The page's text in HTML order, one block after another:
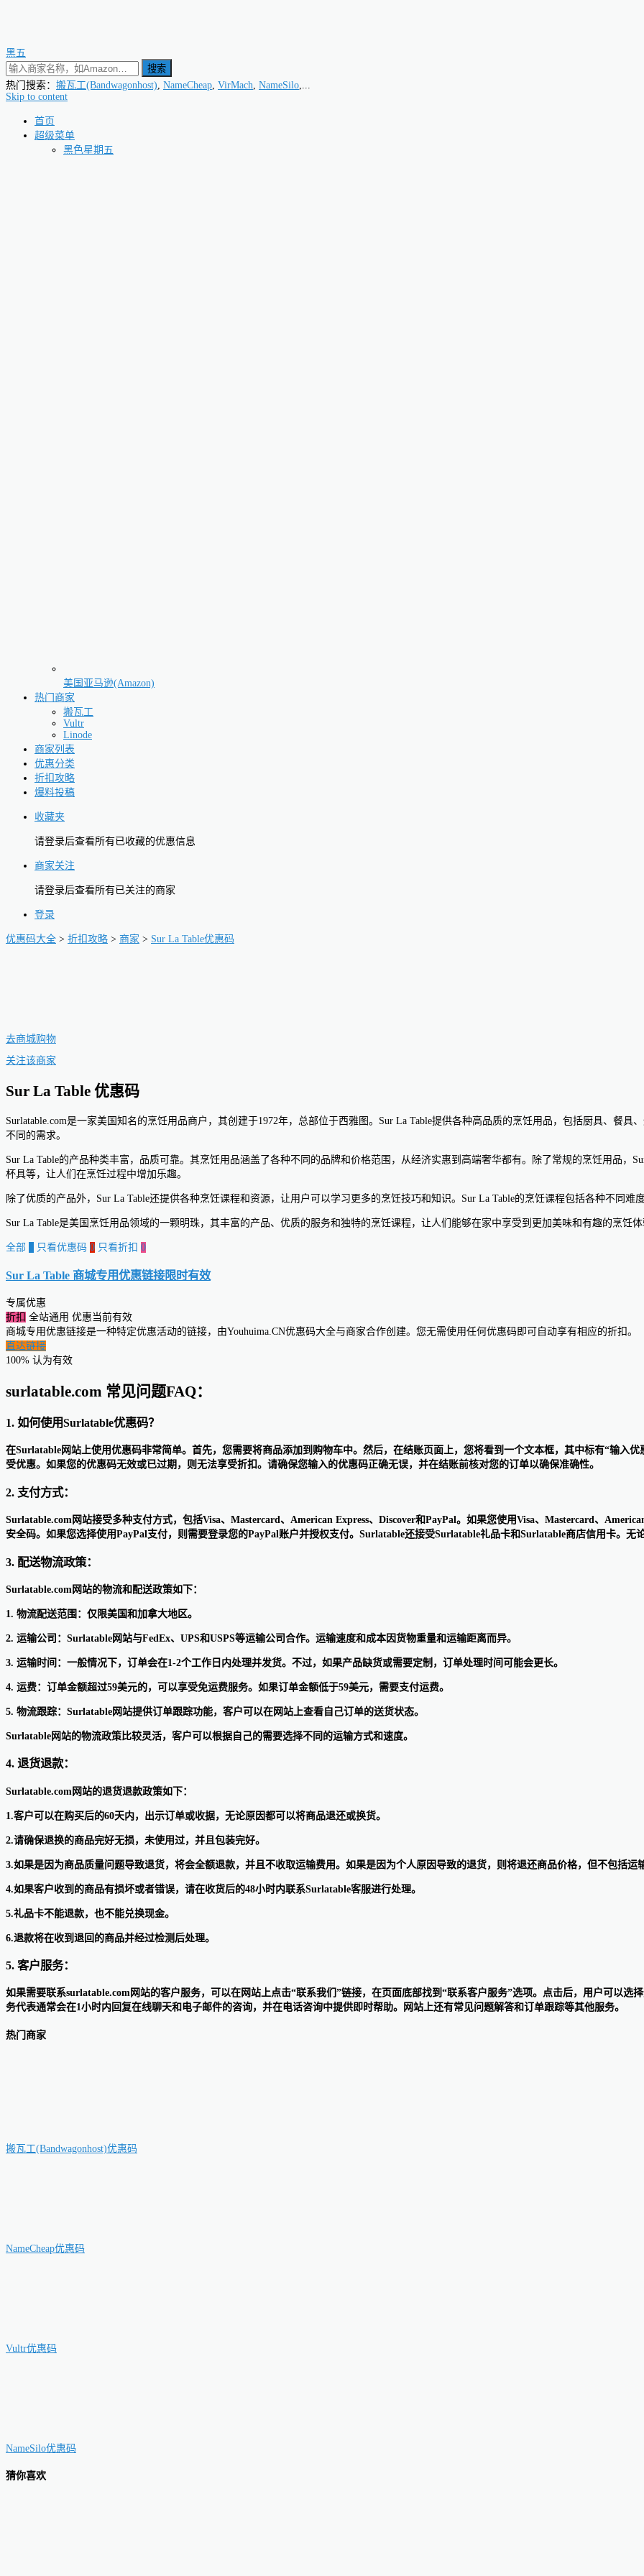
黑五
搜索
热门搜索： 搬瓦工(Bandwagonhost), NameCheap, VirMach, NameSilo,...
Skip to content
首页
超级菜单
黑色星期五
美国亚马逊(Amazon)
热门商家
搬瓦工
Vultr
Linode
商家列表
优惠分类
折扣攻略
爆料投稿
收藏夹
请登录后查看所有已收藏的优惠信息
商家关注
请登录后查看所有已关注的商家
登录
优惠码大全 > 折扣攻略 > 商家 > Sur La Table优惠码
去商城购物
关注该商家
Sur La Table 优惠码
Surlatable.com是一家美国知名的烹饪用品商户，其创建于1972年，总部位于西雅图。Sur La Table提供各种高品质的烹饪用品，包括厨具、餐
不同的需求。
Sur La Table的产品种类丰富，品质可靠。其烹饪用品涵盖了各种不同的品牌和价格范围，从经济实惠到高端奢华都有。除了常规的烹饪用品，
杯具等，让人们在烹饪过程中增加乐趣。
除了优质的产品外，Sur La Table还提供各种烹饪课程和资源，让用户可以学习更多的烹饪技巧和知识。Sur La Table的烹饪课程包括各种不同
Sur La Table是美国烹饪用品领域的一颗明珠，其丰富的产品、优质的服务和独特的烹饪课程，让人们能够在家中享受到更加美味和有趣的烹饪
全部 只看优惠码 0 只看折扣 0
Sur La Table 商城专用优惠链接限时有效
专属优惠
折扣 全站通用 优惠当前有效
商城专用优惠链接是一种特定优惠活动的链接，由Youhuima.CN优惠码大全与商家合作创建。您无需使用任何优惠码即可自动享有相应的折扣。
直达链接
100% 认为有效
surlatable.com 常见问题FAQ：
1. 如何使用Surlatable优惠码？
在Surlatable网站上使用优惠码非常简单。首先，您需要将商品添加到购物车中。然后，在结账页面上，您将看到一个文本框，其中标有“输入
受优惠。如果您的优惠码无效或已过期，则无法享受折扣。请确保您输入的优惠码正确无误，并在结账前核对您的订单以确保准确性。
2. 支付方式：
Surlatable.com网站接受多种支付方式，包括Visa、Mastercard、American Express、Discover和PayPal。如果您使用Visa、Mastercard、
安全码。如果您选择使用PayPal支付，则需要登录您的PayPal账户并授权支付。Surlatable还接受Surlatable礼品卡和Surlatable商店信用卡。
3. 配送物流政策：
Surlatable.com网站的物流和配送政策如下：
1. 物流配送范围：仅限美国和加拿大地区。
2. 运输公司：Surlatable网站与FedEx、UPS和USPS等运输公司合作。运输速度和成本因货物重量和运输距离而异。
3. 运输时间：一般情况下，订单会在1-2个工作日内处理并发货。不过，如果产品缺货或需要定制，订单处理时间可能会更长。
4. 运费：订单金额超过59美元的，可以享受免运费服务。如果订单金额低于59美元，需要支付运费。
5. 物流跟踪：Surlatable网站提供订单跟踪功能，客户可以在网站上查看自己订单的送货状态。
Surlatable网站的物流政策比较灵活，客户可以根据自己的需要选择不同的运输方式和速度。
4. 退货退款：
Surlatable.com网站的退货退款政策如下：
1.客户可以在购买后的60天内，出示订单或收据，无论原因都可以将商品退还或换货。
2.请确保退换的商品完好无损，未使用过，并且包装完好。
3.如果是因为商品质量问题导致退货，将会全额退款，并且不收取运输费用。如果是因为个人原因导致的退货，则将退还商品价格，但不包括运
4.如果客户收到的商品有损坏或者错误，请在收货后的48小时内联系Surlatable客服进行处理。
5.礼品卡不能退款，也不能兑换现金。
6.退款将在收到退回的商品并经过检测后处理。
5. 客户服务：
如果需要联系surlatable.com网站的客户服务，可以在网站上点击“联系我们”链接，在页面底部找到“联系客户服务”选项。点击后，用户可以选
务代表通常会在1小时内回复在线聊天和电子邮件的咨询，并在电话咨询中提供即时帮助。网站上还有常见问题解答和订单跟踪等其他服务。
热门商家
搬瓦工(Bandwagonhost)优惠码
NameCheap优惠码
Vultr优惠码
NameSilo优惠码
猜你喜欢